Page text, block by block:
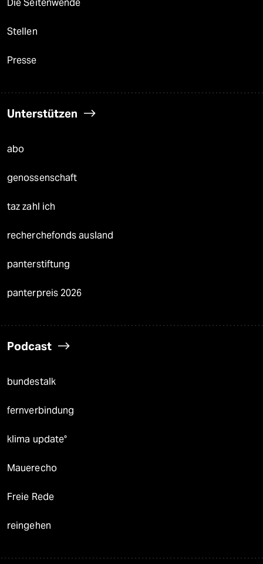
Die Seitenwende
Stellen
Presse
Unterstützen
abo
genossenschaft
taz zahl ich
recherchefonds ausland
panterstiftung
panterpreis 2026
Podcast
bundestalk
fernverbindung
klima update°
Mauerecho
Freie Rede
reingehen